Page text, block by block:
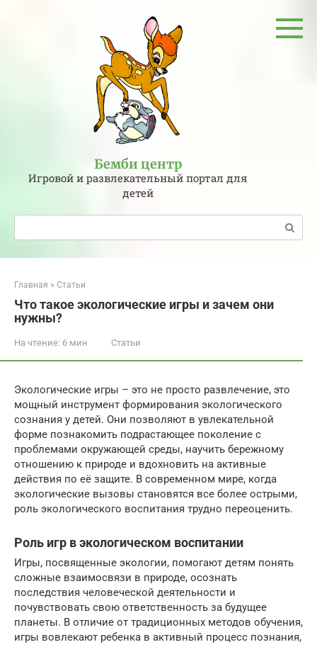
Бемби центр
Игровой и развлекательный портал для
детей
Поиск:
Главная » Статьи
Что такое экологические игры и зачем они
нужны?
На чтение: 6 мин Статьи
Экологические игры – это не просто развлечение, это
мощный инструмент формирования экологического
сознания у детей. Они позволяют в увлекательной
форме познакомить подрастающее поколение с
проблемами окружающей среды, научить бережному
отношению к природе и вдохновить на активные
действия по её защите. В современном мире, когда
экологические вызовы становятся все более острыми,
роль экологического воспитания трудно переоценить.
Роль игр в экологическом воспитании
Игры, посвященные экологии, помогают детям понять
сложные взаимосвязи в природе, осознать
последствия человеческой деятельности и
почувствовать свою ответственность за будущее
планеты. В отличие от традиционных методов обучения,
игры вовлекают ребенка в активный процесс познания,